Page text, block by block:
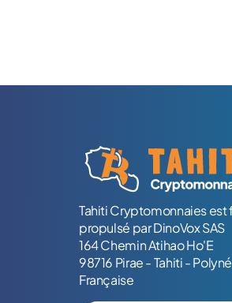
Tahiti Cryptomonnaies
propulsé par DinoVox SAS
164 Chemin Atihao Ho'E
98716 Pirae - Tahiti -
Française